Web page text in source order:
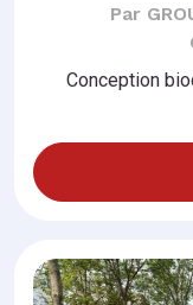
Par
Conception